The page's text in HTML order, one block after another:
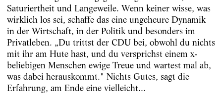
Saturiertheit und Langeweile. Wenn keiner wisse, was
wirklich los sei, schaffe das eine ungeheure Dynamik
in der Wirtschaft, in der Politik und besonders im
Privatleben. „Du trittst der CDU bei, obwohl du nichts
mit ihr am Hute hast, und du versprichst einem x-
beliebigen Menschen ewige Treue und wartest mal ab,
was dabei herauskommt." Nichts Gutes, sagt die
Erfahrung, am Ende eine vielleicht...